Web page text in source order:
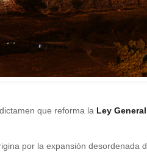
que reforma la Ley
por la expansión desordenada